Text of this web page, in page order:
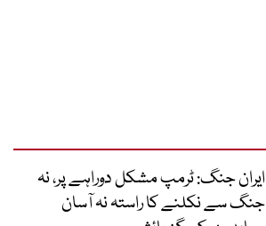
ایران جنگ: ٹرمپ مشکل دوراہے پر، نہ
جنگ سے نکلنے کا راستہ نہ آسان